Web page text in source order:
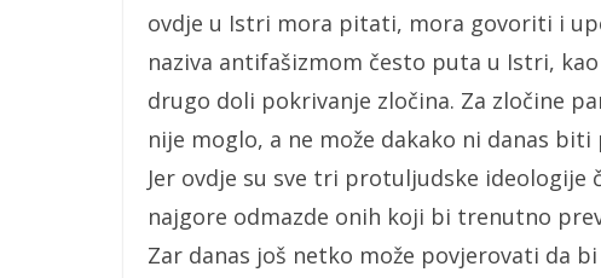
ovdje u Istri mora pitati, mora govoriti i
naziva antifašizmom često puta u Istri,
drugo doli pokrivanje zločina. Za zločine
nije moglo, a ne može dakako ni danas
Jer ovdje su sve tri protuljudske ideologije
najgore odmazde onih koji bi trenutno
Zar danas još netko može povjerovati da